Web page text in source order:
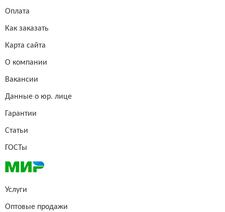
Оплата
Как заказать
Карта сайта
О компании
Вакансии
Данные о юр. лице
Гарантии
Статьи
ГОСТы
Услуги
Оптовые продажи